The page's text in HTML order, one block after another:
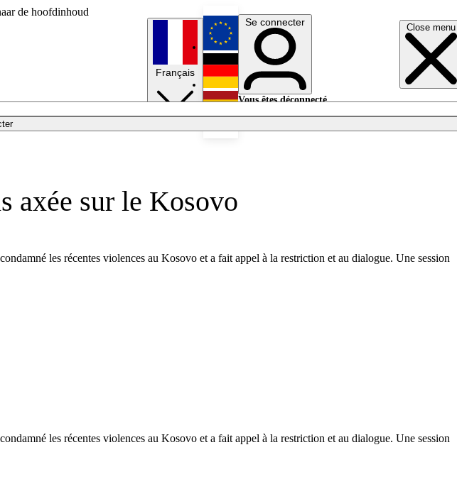
de hoofdinhoud
Close menu
Français
English
Deutsch
Se connecter
Vous êtes déconnecté.
axée sur le Kosovo
les récentes violences au Kosovo et a fait appel à la restriction et au dialogue. Une session
les récentes violences au Kosovo et a fait appel à la restriction et au dialogue. Une session